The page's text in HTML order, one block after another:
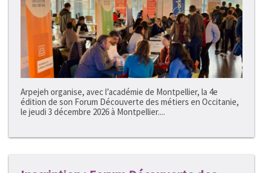
Arpejeh organise, avec l’académie de Montpellier, la 4e
édition de son Forum Découverte des métiers en Occitanie,
le jeudi 3 décembre 2026 à Montpellier....